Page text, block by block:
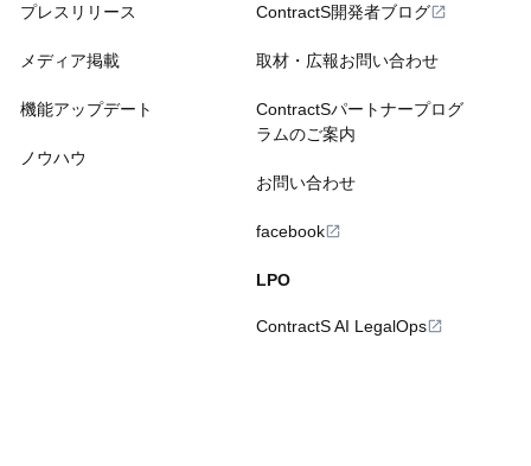
プレスリリース
メディア掲載
機能アップデート
ノウハウ
ContractS開発者ブログ
取材・広報お問い合わせ
ContractSパートナープログ
ラムのご案内
お問い合わせ
facebook
LPO
ContractS AI LegalOps